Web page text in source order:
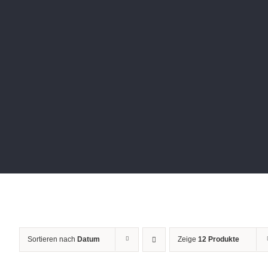
Sortieren nach Datum Zeige 12 Produkte